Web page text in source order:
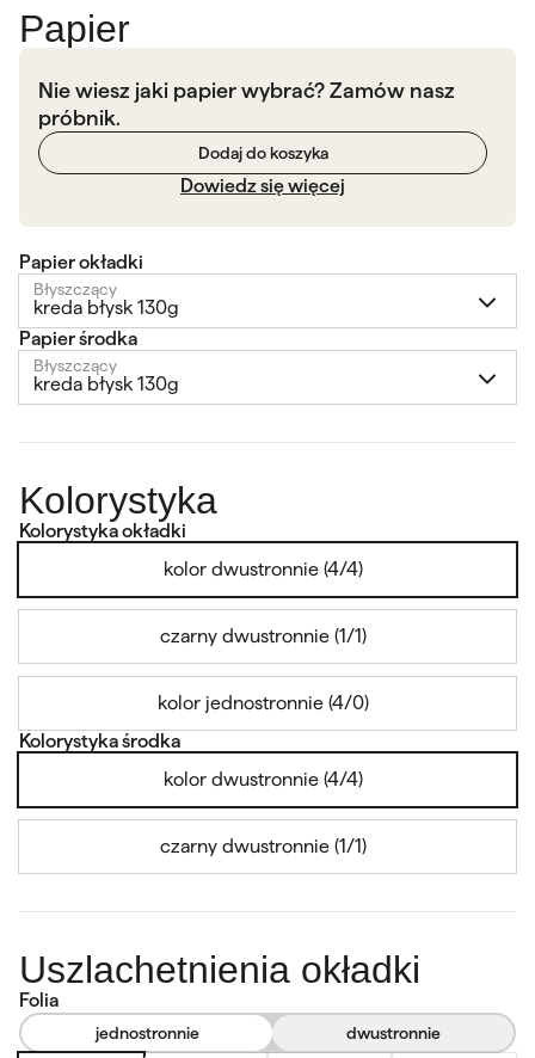
Papier
Nie wiesz jaki papier wybrać? Zamów nasz
próbnik.
Dodaj do koszyka
Dowiedz się więcej
Papier okładki
Błyszczący
kreda błysk 130g
Papier środka
Błyszczący
kreda błysk 130g
Kolorystyka
Kolorystyka okładki
kolor dwustronnie (4/4)
czarny dwustronnie (1/1)
kolor jednostronnie (4/0)
Kolorystyka środka
kolor dwustronnie (4/4)
czarny dwustronnie (1/1)
Uszlachetnienia okładki
Folia
jednostronnie dwustronnie